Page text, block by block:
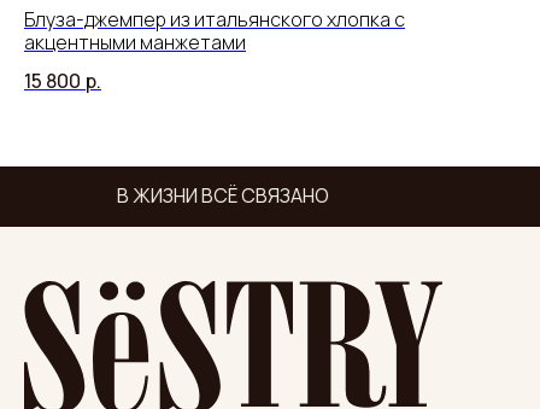
Блуза-джемпер из итальянского хлопка с
акцентными манжетами
15 800 р.
В ЖИЗНИ ВСЁ СВЯЗАНО